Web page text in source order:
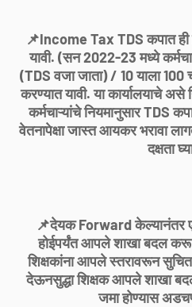
📌Income Tax TDS कपात ही
यावी. (सन 2022-23 मध्ये
(TDS वजा जाता) / 10 याला 100
करण्यात यावी. या कार्यालयाचे
कर्मचाऱ्यांचे नियमानुसार TDS
वेतनापेक्षा जास्त आयकर भरावा
दक्षता
📌देयक Forward केल्यानंतर
होईपर्यंत आपले शाखा बदल करू
शिक्षकांना आपले स्तरावरून
देऊनसुद्धा शिक्षक आपले शाखा
जमा होण्यास